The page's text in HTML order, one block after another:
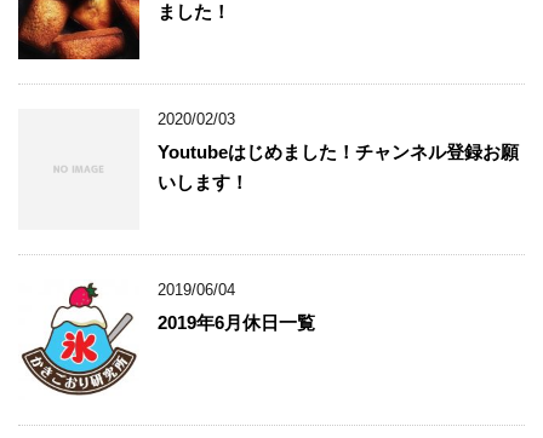
ました！
2020/02/03
Youtubeはじめました！チャンネル登録お願
いします！
2019/06/04
2019年6月休日一覧